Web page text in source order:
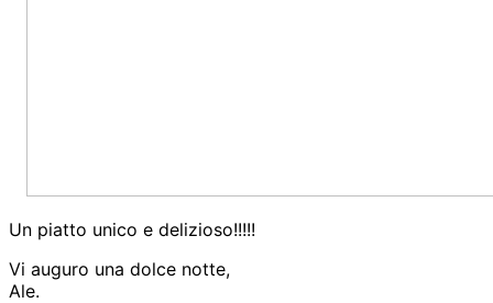
Un piatto unico e delizioso!!!!!
Vi auguro una dolce notte,
Ale.